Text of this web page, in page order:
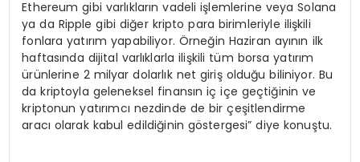
Ethereum gibi varlıkların vadeli işlemlerine veya Solana
ya da Ripple gibi diğer kripto para birimleriyle ilişkili
fonlara yatırım yapabiliyor. Örneğin Haziran ayının ilk
haftasında dijital varlıklarla ilişkili tüm borsa yatırım
ürünlerine 2 milyar dolarlık net giriş olduğu biliniyor. Bu
da kriptoyla geleneksel finansın iç içe geçtiğinin ve
kriptonun yatırımcı nezdinde de bir çeşitlendirme
aracı olarak kabul edildiğinin göstergesi” diye konuştu.